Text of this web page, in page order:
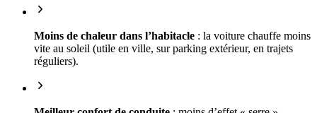
Moins de chaleur dans l’habitacle : la voiture chauffe moins
vite au soleil (utile en ville, sur parking extérieur, en trajets
réguliers).